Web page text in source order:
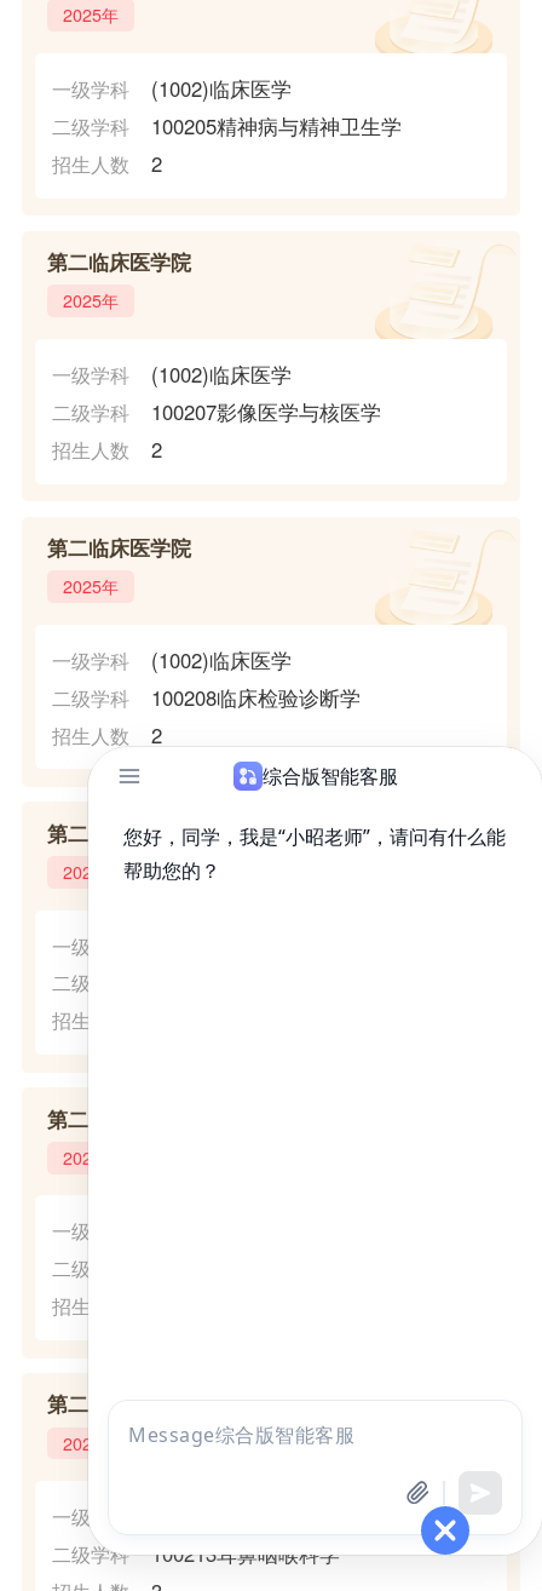
2025年
一级学科 (1002)临床医学
二级学科 100205精神病与精神卫生学
招生人数 2
第二临床医学院
2025年
一级学科 (1002)临床医学
二级学科 100207影像医学与核医学
招生人数 2
第二临床医学院
2025年
一级学科 (1002)临床医学
二级学科 100208临床检验诊断学
招生人数 2
第二临床医学院
2025年
一级学科
二级学科
招生人数
第二临床医学院
2025年
一级学科
二级学科
招生人数
第二临床医学院
2025年
一级学科
二级学科 100213耳鼻咽喉科学
点击
全部考试 免费试听